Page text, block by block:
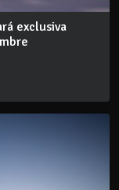
exclusiva